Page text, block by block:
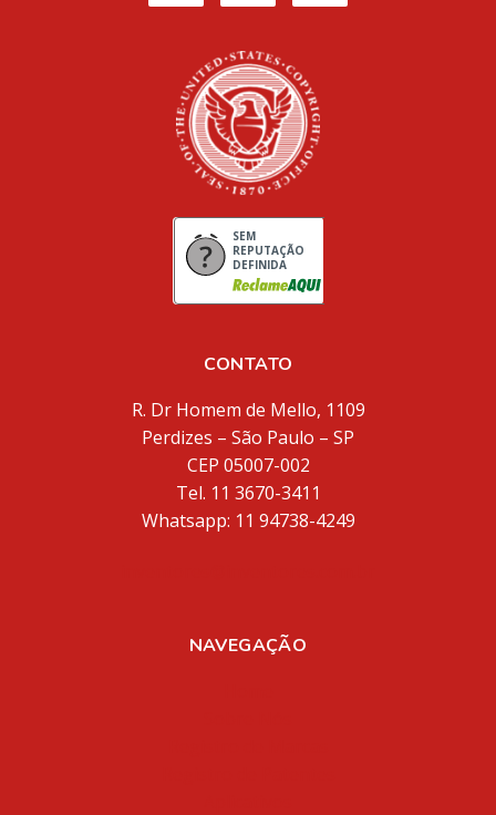
SEM
REPUTAÇÃO
DEFINIDA
CONTATO
R. Dr Homem de Mello, 1109
Perdizes – São Paulo – SP
CEP 05007-002
Tel. 11 3670-3411
Whatsapp: 11 94738-4249
NAVEGAÇÃO